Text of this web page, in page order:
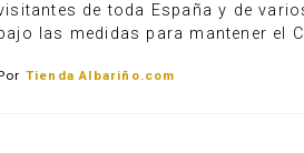
de toda España y de
las medidas para mantener el
Tienda Albariño.com